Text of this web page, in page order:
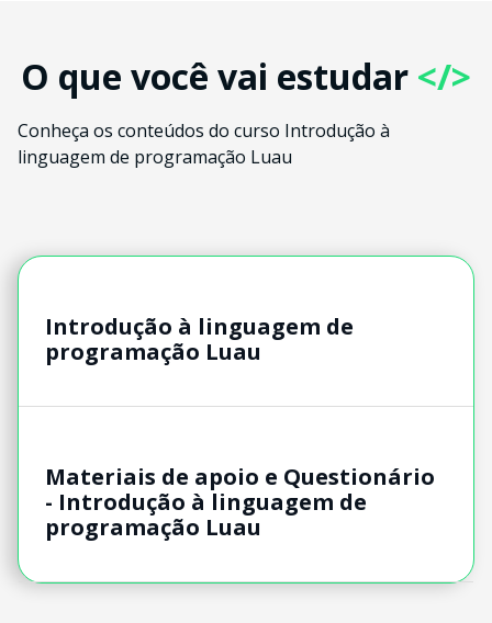
O que você vai estudar </>
Conheça os conteúdos do curso Introdução à
linguagem de programação Luau
Introdução à linguagem de
programação Luau
Materiais de apoio e Questionário
- Introdução à linguagem de
programação Luau